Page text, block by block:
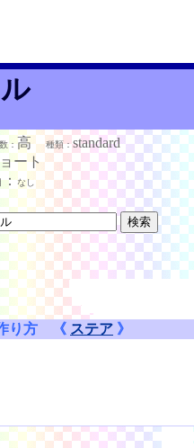
：高種類：standard
ート
：なし
り方 《 ステア 》